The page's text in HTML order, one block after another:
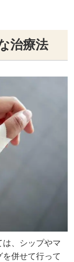
治療法
、シップやマ
併せて行って